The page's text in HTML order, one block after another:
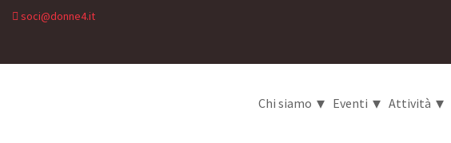
soci@donne4.it
Chi siamo ▾ Eventi ▾ Attività ▾